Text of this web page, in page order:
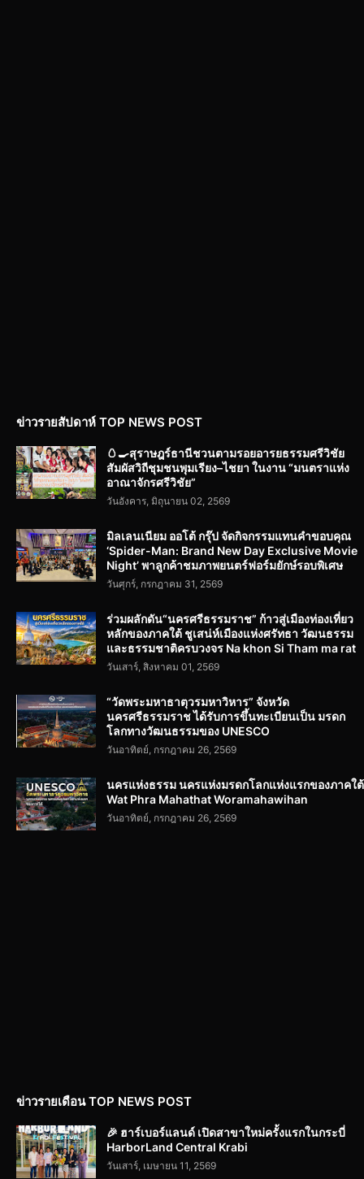
ข่าวรายสัปดาห์ TOP NEWS POST
🥚🍳สุราษฎร์ธานีชวนตามรอยอารยธรรมศรีวิชัย
สัมผัสวิถีชุมชนพุมเรียง–ไชยา ในงาน “มนตราแห่ง
อาณาจักรศรีวิชัย”
วันอังคาร, มิถุนายน 02, 2569
มิลเลนเนียม ออโต้ กรุ๊ป จัดกิจกรรมแทนคำขอบคุณ
‘Spider-Man: Brand New Day Exclusive Movie
Night’ พาลูกค้าชมภาพยนตร์ฟอร์มยักษ์รอบพิเศษ
วันศุกร์, กรกฎาคม 31, 2569
ร่วมผลักดัน“นครศรีธรรมราช” ก้าวสู่เมืองท่องเที่ยว
หลักของภาคใต้ ชูเสน่ห์เมืองแห่งศรัทธา วัฒนธรรม
และธรรมชาติครบวงจร Na khon Si Tham ma rat
วันเสาร์, สิงหาคม 01, 2569
“วัดพระมหาธาตุวรมหาวิหาร” จังหวัด
นครศรีธรรมราช ได้รับการขึ้นทะเบียนเป็น มรดก
โลกทางวัฒนธรรมของ UNESCO
วันอาทิตย์, กรกฎาคม 26, 2569
นครแห่งธรรม นครแห่งมรดกโลกแห่งแรกของภาคใต้
Wat Phra Mahathat Woramahawihan
วันอาทิตย์, กรกฎาคม 26, 2569
ข่าวรายเดือน TOP NEWS POST
🎉 ฮาร์เบอร์แลนด์ เปิดสาขาใหม่ครั้งแรกในกระบี่
HarborLand Central Krabi
วันเสาร์, เมษายน 11, 2569